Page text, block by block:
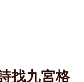
找九宮格